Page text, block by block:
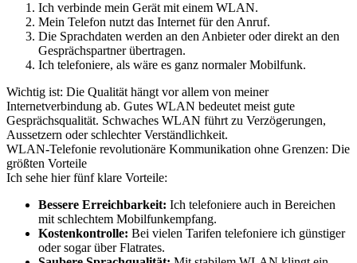
Ich verbinde mein Gerät mit einem WLAN.
Mein Telefon nutzt das Internet für den Anruf.
Die Sprachdaten werden an den Anbieter oder direkt an den
Gesprächspartner übertragen.
Ich telefoniere, als wäre es ganz normaler Mobilfunk.
Wichtig ist: Die Qualität hängt vor allem von meiner
Internetverbindung ab. Gutes WLAN bedeutet meist gute
Gesprächsqualität. Schwaches WLAN führt zu Verzögerungen,
Aussetzern oder schlechter Verständlichkeit.
WLAN-Telefonie revolutionäre Kommunikation ohne Grenzen: Die
größten Vorteile
Ich sehe hier fünf klare Vorteile:
Bessere Erreichbarkeit: Ich telefoniere auch in Bereichen
mit schlechtem Mobilfunkempfang.
Kostenkontrolle: Bei vielen Tarifen telefoniere ich günstiger
oder sogar über Flatrates.